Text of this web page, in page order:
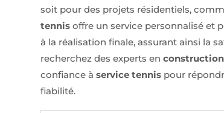
soit pour des projets résidentiels,
tennis offre un service personnalisé et
à la réalisation finale, assurant ainsi la
recherchez des experts enconstruction
confiance àservice tennis pour
fiabilité.